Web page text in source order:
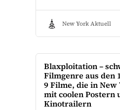
New York Aktuell
Blaxploitation –
Filmgenre aus den
9 Filme, die in New
mit coolen Postern
Kinotrailern